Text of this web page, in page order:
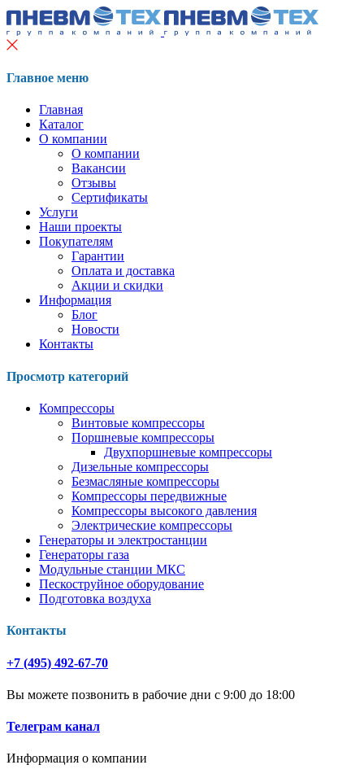
Главное меню
Главная
Каталог
О компании
О компании
Вакансии
Отзывы
Сертификаты
Услуги
Наши проекты
Покупателям
Гарантии
Оплата и доставка
Акции и скидки
Информация
Блог
Новости
Контакты
Просмотр категорий
Компрессоры
Винтовые компрессоры
Поршневые компрессоры
Двухпоршневые компрессоры
Дизельные компрессоры
Безмасляные компрессоры
Компрессоры передвижные
Компрессоры высокого давления
Электрические компрессоры
Генераторы и электростанции
Генераторы газа
Модульные станции МКС
Пескоструйное оборудование
Подготовка воздуха
Контакты
+7 (495) 492-67-70
Вы можете позвонить в рабочие дни с 9:00 до 18:00
Телеграм канал
Информация о компании